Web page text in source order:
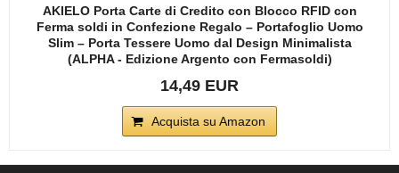
AKIELO Porta Carte di Credito con Blocco RFID con
Ferma soldi in Confezione Regalo – Portafoglio Uomo
Slim – Porta Tessere Uomo dal Design Minimalista
(ALPHA - Edizione Argento con Fermasoldi)
14,49 EUR
Acquista su Amazon